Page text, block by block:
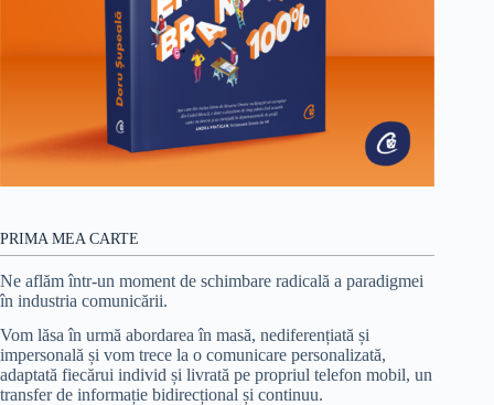
PRIMA MEA CARTE
Ne aflăm într-un moment de schimbare radicală a paradigmei
în industria comunicării.
Vom lăsa în urmă abordarea în masă, nediferențiată și
impersonală și vom trece la o comunicare personalizată,
adaptată fiecărui individ și livrată pe propriul telefon mobil, un
transfer de informație bidirecțional și continuu.